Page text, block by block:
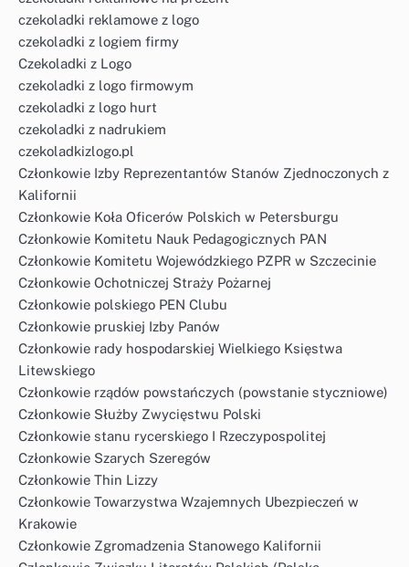
czekoladki reklamowe z logo
czekoladki z logiem firmy
Czekoladki z Logo
czekoladki z logo firmowym
czekoladki z logo hurt
czekoladki z nadrukiem
czekoladkizlogo.pl
Członkowie Izby Reprezentantów Stanów Zjednoczonych z
Kalifornii
Członkowie Koła Oficerów Polskich w Petersburgu
Członkowie Komitetu Nauk Pedagogicznych PAN
Członkowie Komitetu Wojewódzkiego PZPR w Szczecinie
Członkowie Ochotniczej Straży Pożarnej
Członkowie polskiego PEN Clubu
Członkowie pruskiej Izby Panów
Członkowie rady hospodarskiej Wielkiego Księstwa
Litewskiego
Członkowie rządów powstańczych (powstanie styczniowe)
Członkowie Służby Zwycięstwu Polski
Członkowie stanu rycerskiego I Rzeczypospolitej
Członkowie Szarych Szeregów
Członkowie Thin Lizzy
Członkowie Towarzystwa Wzajemnych Ubezpieczeń w
Krakowie
Członkowie Zgromadzenia Stanowego Kalifornii